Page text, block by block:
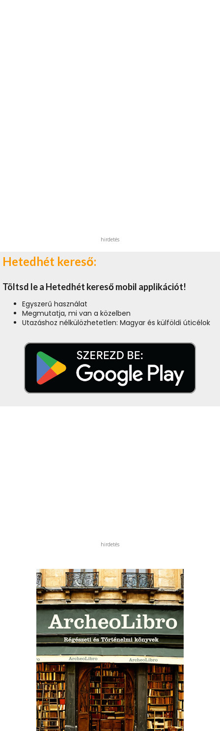
hirdetés
Hetedhét kereső:
Töltsd le a Hetedhét kereső mobil applikációt!
Egyszerű használat
Megmutatja, mi van a közelben
Utazáshoz nélkülözhetetlen: Magyar és külföldi úticélok
hirdetés